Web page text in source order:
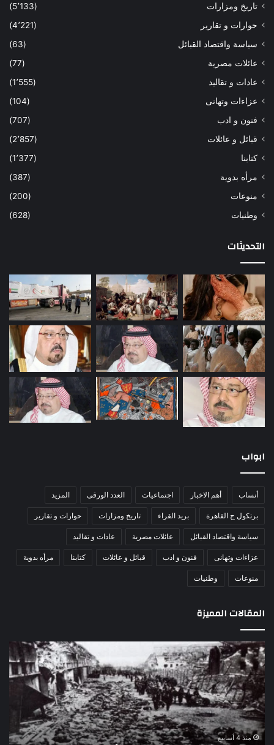
تاريخ ومزارات
(5٬133)
حوارات و تقارير
(4٬221)
سياسة واقتصاد القبائل
(63)
عائلات مصرية
(77)
عادات و تقاليد
(1٬555)
عزاءات وتهانى
(104)
فنون و ادب
(707)
قبائل و عائلات
(2٬857)
كتابنا
(1٬377)
مرأه بدوية
(387)
منوعات
(200)
وطنيات
(628)
التحديثات
ابواب
أنساب أهم الاخبار اجتماعيات العدد الورقى المزيد
برتكول ج القاهرة بريد القراء تاريخ ومزارات حوارات و تقارير
سياسة واقتصاد القبائل عائلات مصرية عادات و تقاليد
عزاءات وتهانى فنون و ادب قبائل و عائلات كتابنا مرأه بدوية
منوعات وطنيات
المقالات المميزة
اللواء
دكتور
راضي
عبدالمعطي
يكتب:
30
يونيو
منذ 4 أسابيع